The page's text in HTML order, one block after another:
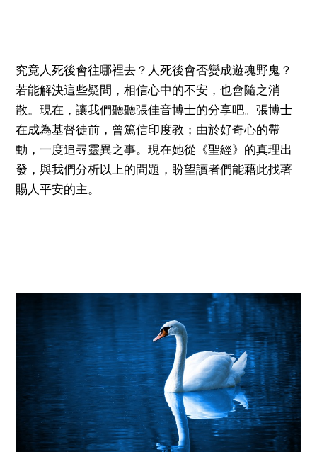
究竟人死後會往哪裡去？人死後會否變成遊魂野鬼？
若能解決這些疑問，相信心中的不安，也會隨之消
散。現在，讓我們聽聽張佳音博士的分享吧。張博士
在成為基督徒前，曾篤信印度教；由於好奇心的帶
動，一度追尋靈異之事。現在她從《聖經》的真理出
發，與我們分析以上的問題，盼望讀者們能藉此找著
賜人平安的主。